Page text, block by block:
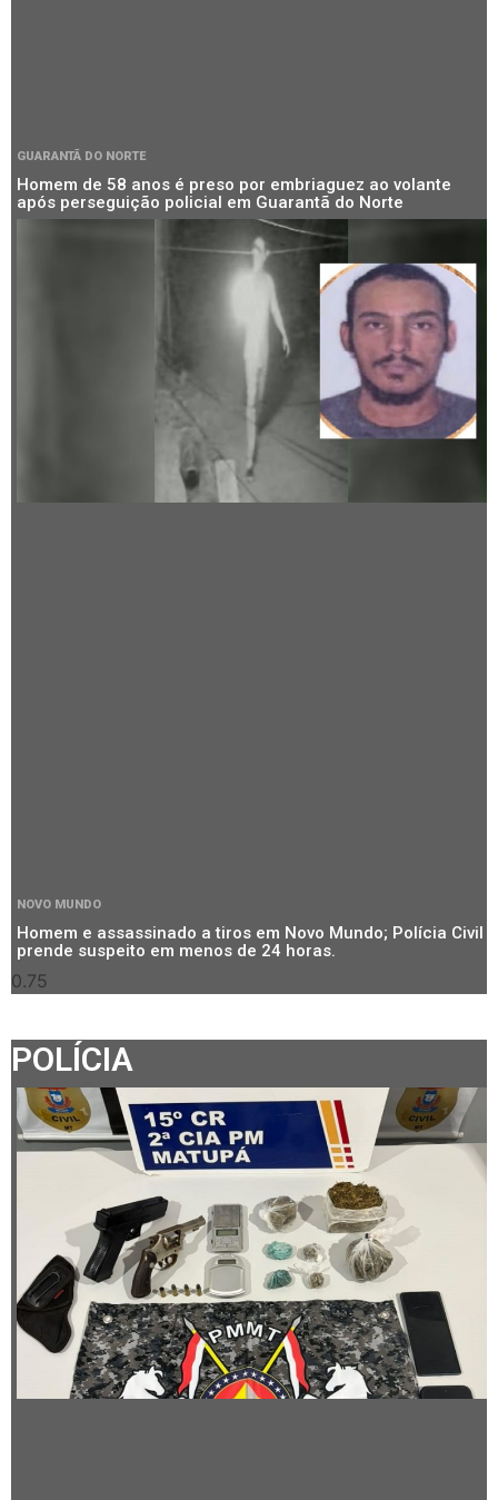
GUARANTÃ DO NORTE
Homem de 58 anos é preso por embriaguez ao volante
após perseguição policial em Guarantã do Norte
NOVO MUNDO
Homem e assassinado a tiros em Novo Mundo; Polícia Civil
prende suspeito em menos de 24 horas.
POLÍCIA